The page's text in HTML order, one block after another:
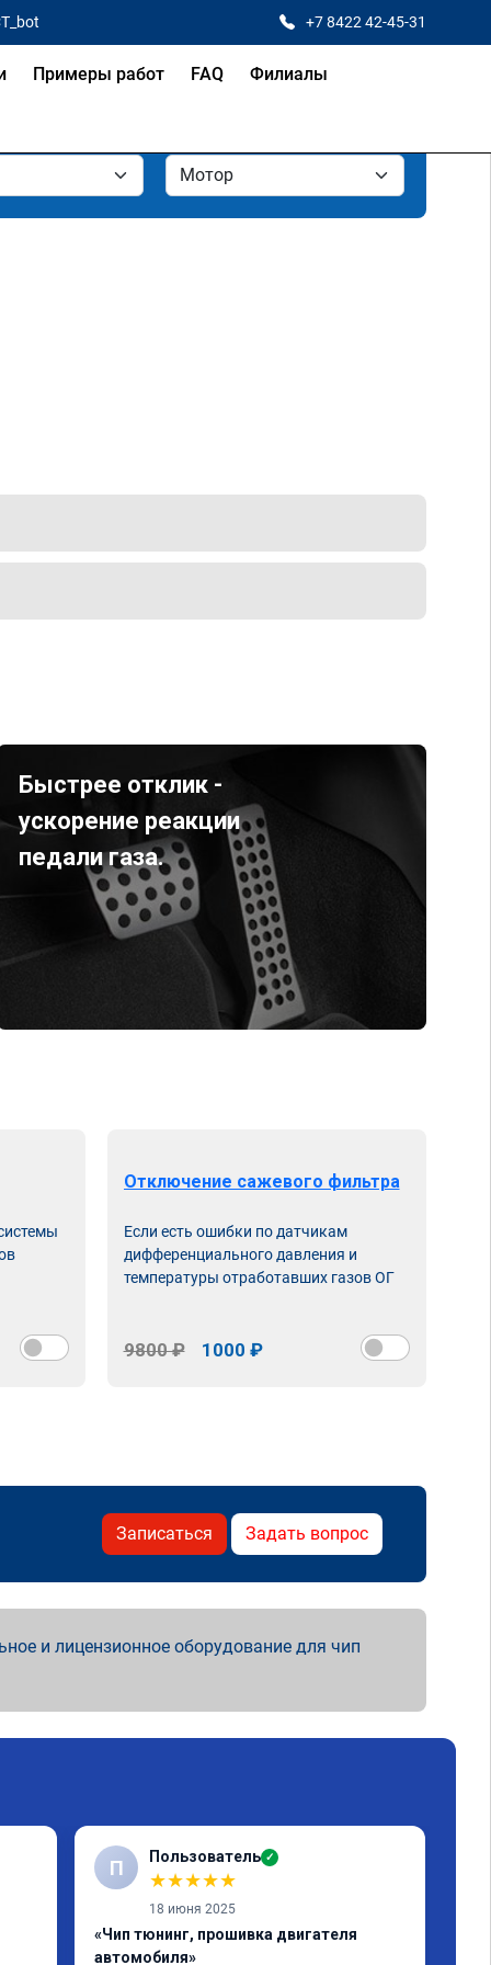
+7 8422 42-45-31
Примеры работ FAQ Филиалы
Быстрее отклик -
ускорение реакции
педали газа.
Отключение сажевого фильтра
Если есть ошибки по датчикам
дифференциального давления и
температуры отработавших газов ОГ
9800 ₽ 1000 ₽
Записаться Задать вопрос
и лицензионное оборудование для чип
П Пользователь ✓
★★★★★
18 июня 2025
«Чип тюнинг, прошивка двигателя
автомобиля»